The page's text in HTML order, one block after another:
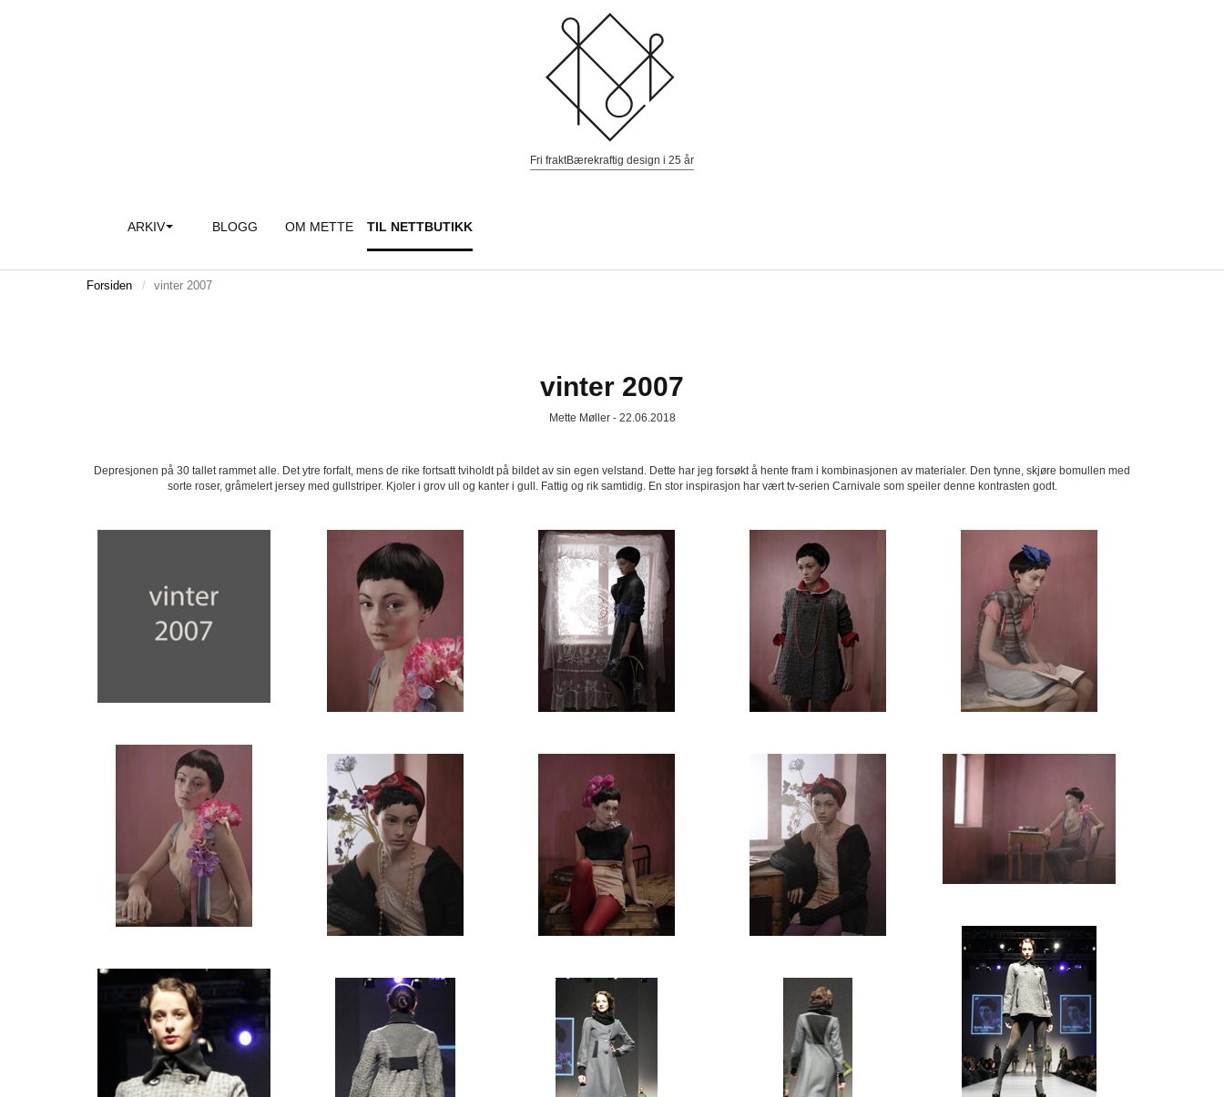
Fri fraktBærekraftig design i 25 år
ARKIV BLOGG OM METTE TIL NETTBUTIKK
Forsiden vinter 2007
vinter 2007
Mette Møller - 22.06.2018
Depresjonen på 30 tallet rammet alle. Det ytre forfalt, mens de rike fortsatt tviholdt på bildet av sin egen velstand. Dette har jeg forsøkt å hente fram i kombinasjonen av materialer. Den tynne, skjøre bomullen med
sorte roser, gråmelert jersey med gullstriper. Kjoler i grov ull og kanter i gull. Fattig og rik samtidig. En stor inspirasjon har vært tv-serien Carnivale som speiler denne kontrasten godt.